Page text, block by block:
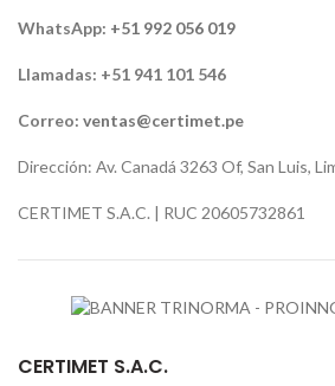
WhatsApp: +51 992 056 019
Llamadas: +51 941 101 546
Correo: ventas@certimet.pe
Dirección: Av. Canadá 3263 Of, San Luis,
CERTIMET S.A.C. | RUC 20605732861
CERTIMET S.A.C.